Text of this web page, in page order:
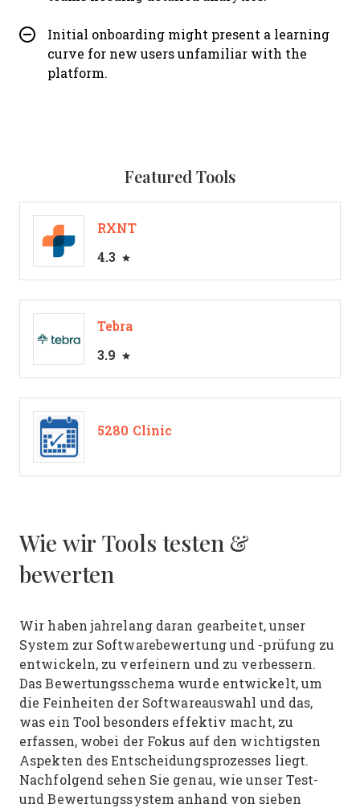
Initial onboarding might present a learning
curve for new users unfamiliar with the
platform.
Featured Tools
RXNT
4.3
Tebra
3.9
5280 Clinic
Wie wir Tools testen &
bewerten
Wir haben jahrelang daran gearbeitet, unser
System zur Softwarebewertung und -prüfung zu
entwickeln, zu verfeinern und zu verbessern.
Das Bewertungsschema wurde entwickelt, um
die Feinheiten der Softwareauswahl und das,
was ein Tool besonders effektiv macht, zu
erfassen, wobei der Fokus auf den wichtigsten
Aspekten des Entscheidungsprozesses liegt.
Nachfolgend sehen Sie genau, wie unser Test-
und Bewertungssystem anhand von sieben